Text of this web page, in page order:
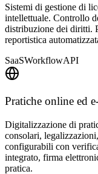
Sistemi di gestione di
intellettuale. Controllo
distribuzione dei diritti.
reportistica
SaaSWorkflowAPI
Pratiche online ed
Digitalizzazione di
consolari,
configurabili con
integrato, firma
pratica.